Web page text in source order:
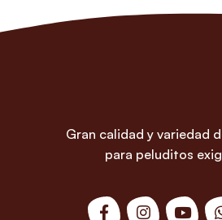
Gran calidad y variedad
para peluditos